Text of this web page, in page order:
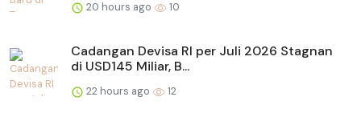
20 hours ago 10
Cadangan Devisa RI per Juli 2026 Stagnan
di USD145 Miliar, B...
22 hours ago 12